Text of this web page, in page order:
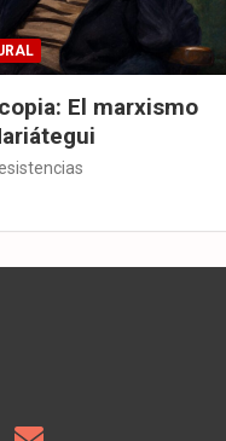
El marxismo